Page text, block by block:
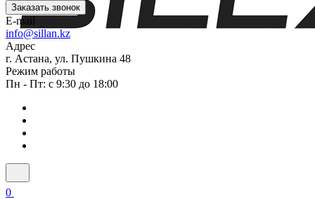
Заказать звонок
E-mail
info@sillan.kz
Адрес
г. Астана, ул. Пушкина 48
Режим работы
Пн - Пт: с 9:30 до 18:00
0